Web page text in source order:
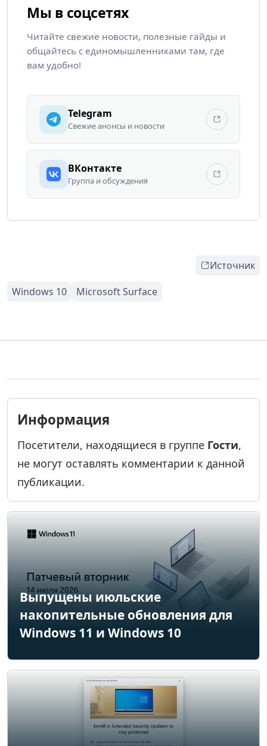
Мы в соцсетях
Читайте свежие новости, полезные гайды и
общайтесь с единомышленниками там, где
вам удобно!
Telegram
Свежие анонсы и новости
ВКонтакте
Группа и обсуждения
Источник
Информация
Посетители, находящиеся в группе Гости,
не могут оставлять комментарии к данной
публикации.
Выпущены июльские
накопительные обновления для
Windows 11 и Windows 10